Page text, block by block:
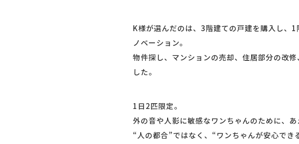
K様が選んだのは、3階建ての戸建を購入し、
ノベーション。
物件探し、マンションの売却、住居部分の改
した。
1日2匹限定。
外の音や人影に敏感なワンちゃんのために、あ
“人の都合”ではなく、“ワンちゃんが安心で